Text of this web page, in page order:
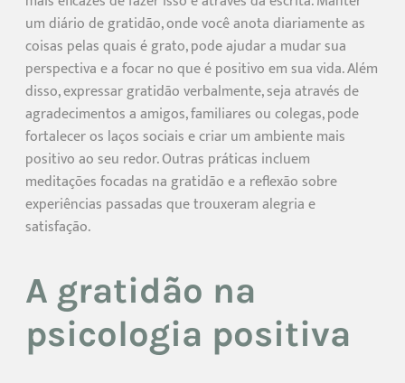
um diário de gratidão, onde você anota diariamente as
coisas pelas quais é grato, pode ajudar a mudar sua
perspectiva e a focar no que é positivo em sua vida. Além
disso, expressar gratidão verbalmente, seja através de
agradecimentos a amigos, familiares ou colegas, pode
fortalecer os laços sociais e criar um ambiente mais
positivo ao seu redor. Outras práticas incluem
meditações focadas na gratidão e a reflexão sobre
experiências passadas que trouxeram alegria e
satisfação.
A gratidão na
psicologia positiva